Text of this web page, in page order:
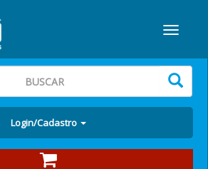
Login/Cadastro